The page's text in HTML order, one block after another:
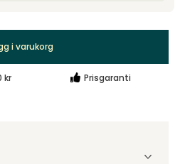
i varukorg
kr Prisgaranti